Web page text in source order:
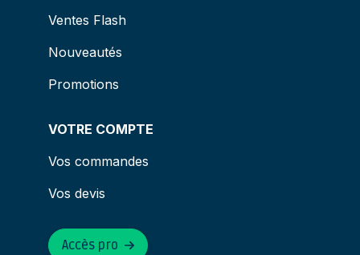
Ventes Flash
Nouveautés
Promotions
VOTRE COMPTE
Vos commandes
Vos devis
Accès pro